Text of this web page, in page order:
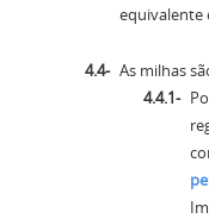
equivalente
As milhas